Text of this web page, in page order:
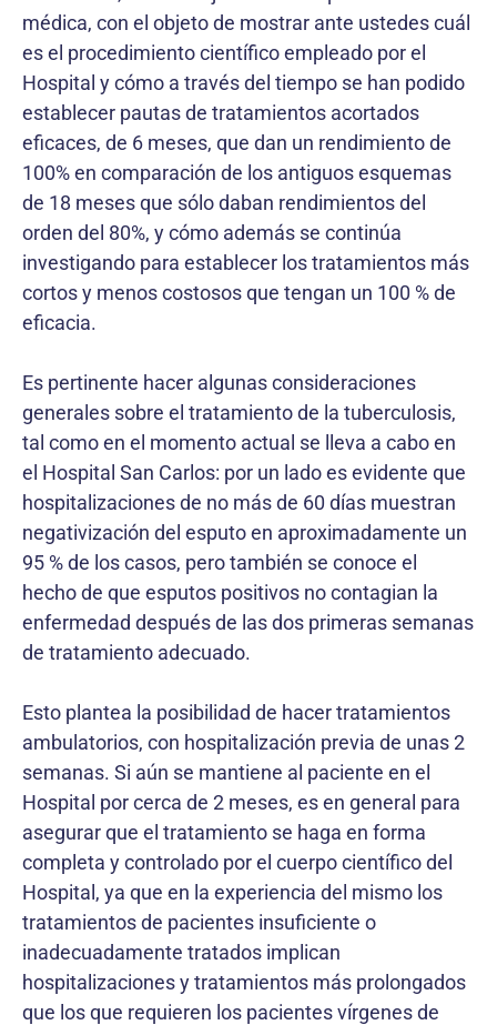
médica, con el objeto de mostrar ante ustedes cuál
es el procedimiento científico empleado por el
Hospital y cómo a través del tiempo se han podido
establecer pautas de tratamientos acortados
eficaces, de 6 meses, que dan un rendimiento de
100% en comparación de los antiguos esquemas
de 18 meses que sólo daban rendimientos del
orden del 80%, y cómo además se continúa
investigando para establecer los tratamientos más
cortos y menos costosos que tengan un 100 % de
eficacia.
Es pertinente hacer algunas consideraciones
generales sobre el tratamiento de la tuberculosis,
tal como en el momento actual se lleva a cabo en
el Hospital San Carlos: por un lado es evidente que
hospitalizaciones de no más de 60 días muestran
negativización del esputo en aproximadamente un
95 % de los casos, pero también se conoce el
hecho de que esputos positivos no contagian la
enfermedad después de las dos primeras semanas
de tratamiento adecuado.
Esto plantea la posibilidad de hacer tratamientos
ambulatorios, con hospitalización previa de unas 2
semanas. Si aún se mantiene al paciente en el
Hospital por cerca de 2 meses, es en general para
asegurar que el tratamiento se haga en forma
completa y controlado por el cuerpo científico del
Hospital, ya que en la experiencia del mismo los
tratamientos de pacientes insuficiente o
inadecuadamente tratados implican
hospitalizaciones y tratamientos más prolongados
que los que requieren los pacientes vírgenes de